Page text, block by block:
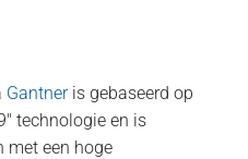
Gantneris gebaseerd op
technologie en is
met een hoge